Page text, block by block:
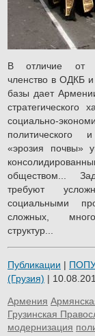
В отличие от
членство в ОДКБ
базы дает
стратегического
социально-
политического
«эрозия почвы»
обществом...
требуют
социальными
сложных,
структур...
Публикации |
(Грузия) |
Армения
Грузинская
модернизация